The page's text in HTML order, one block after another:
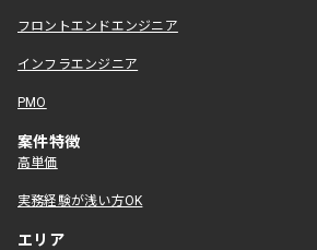
フロントエンドエンジニア
インフラエンジニア
PMO
案件特徴
高単価
実務経験が浅い方OK
エリア